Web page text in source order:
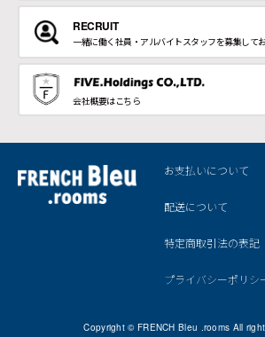
RECRUIT
一緒に働く社員・アルバイトスタッフを募集してお
会社概要はこちら
お支払いについて
配送について
特定商取引法の表記
プライバシーポリシ
Copyright © FRENCH Bleu .rooms All